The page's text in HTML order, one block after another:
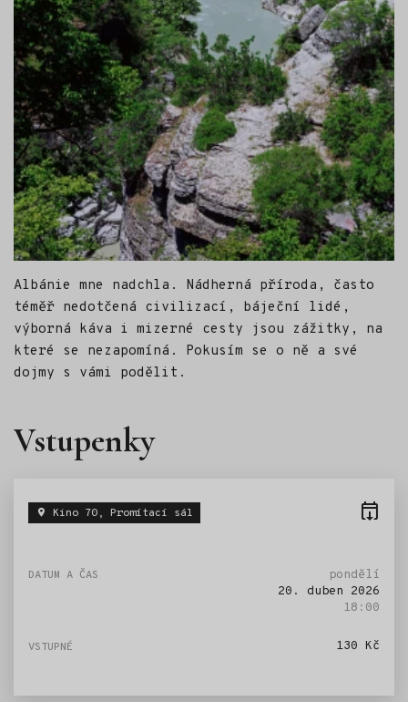
Albánie mne nadchla. Nádherná příroda, často
téměř nedotčená civilizací, báječní lidé,
výborná káva i mizerné cesty jsou zážitky, na
které se nezapomíná. Pokusím se o ně a své
dojmy s vámi podělit.
Vstupenky
Kino 70, Promítací sál
pondělí
20. duben 2026
18:00
130 Kč